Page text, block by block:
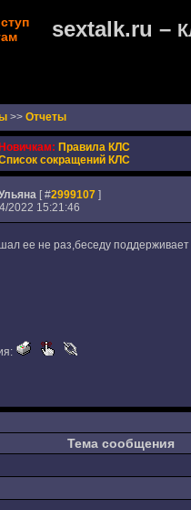
sextalk.ru –
>> Отчеты
Новичкам: Правила КЛС
сокращений КЛС
[ #2999107]
2022 15:21:46
ее не раз,беседу
Тема сообщения